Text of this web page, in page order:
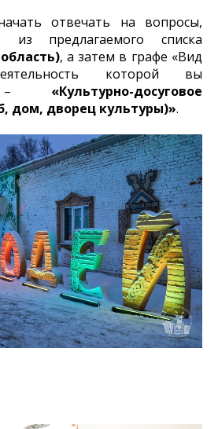
отвечать на вопросы,
из предлагаемого списка
, а затем в графе «Вид
которой вы
«Культурно-досуговое
дом, дворец культуры)».